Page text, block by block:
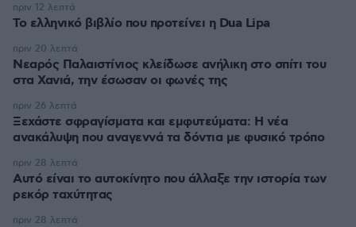
Το ελληνικό βιβλίο που προτείνει η Dua Lipa
πριν 12 λεπτά
Νεαρός Παλαιστίνιος κλείδωσε ανήλικη στο σπίτι του
στα Χανιά, την έσωσαν οι φωνές της
πριν 20 λεπτά
Ξεχάστε σφραγίσματα και εμφυτεύματα: Η νέα
ανακάλυψη που αναγεννά τα δόντια με φυσικό τρόπο
πριν 26 λεπτά
Αυτό είναι το αυτοκίνητο που άλλαξε την ιστορία των
ρεκόρ ταχύτητας
πριν 28 λεπτά
πριν 28 λεπτά